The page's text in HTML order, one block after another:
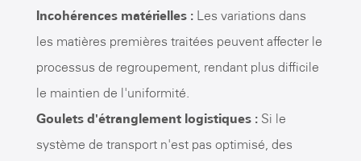
Incohérences matérielles : Les variations dans
les matières premières traitées peuvent affecter le
processus de regroupement, rendant plus difficile
le maintien de l'uniformité.
Goulets d'étranglement logistiques : Si le
système de transport n'est pas optimisé, des